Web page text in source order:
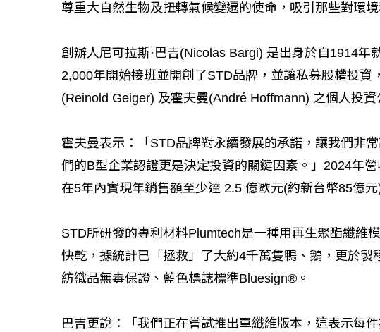
尊重大自然生物及扭轉氣候變遷的使命，吸引那些對環
創辦人尼可拉斯·巴吉(Nicolas Bargi) 是出身於自1914年
2,000年開始接班並開創了STD品牌，並讓私募股權投資
(Reinold Geiger) 及霍夫曼(André Hoffmann) 之個人投資
霍夫曼表示：「STD品牌對永續發展的承諾，讓我們非
們的B型企業認證更是決定投資的關鍵因素。」2024年
在5年內實現年銷售額至少達 2.5 億歐元(約新台幣85億元
STD所研發的專利材料Plumtech是一種用再生聚酯纖維
快乾，據統計已「拯救」了大約4千萬隻鴨、鵝，更於
紡織品無毒保證、藍色標誌標準Bluesign®。
巴吉更說：「我們正在嘗試推出單纖維版本，這表示每